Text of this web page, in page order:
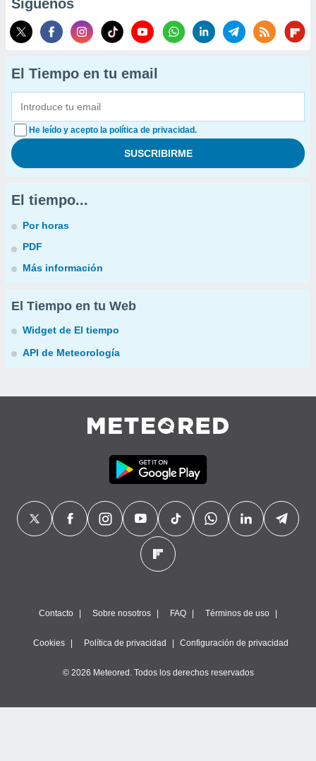
Síguenos
El Tiempo en tu email
He leído y acepto la política de privacidad.
El tiempo...
Por horas
PDF
Más información
El Tiempo en tu Web
Widget de El tiempo
API de Meteorología
Contacto Sobre nosotros FAQ Términos de uso
Cookies Política de privacidad Configuración de privacidad
© 2026 Meteored. Todos los derechos reservados